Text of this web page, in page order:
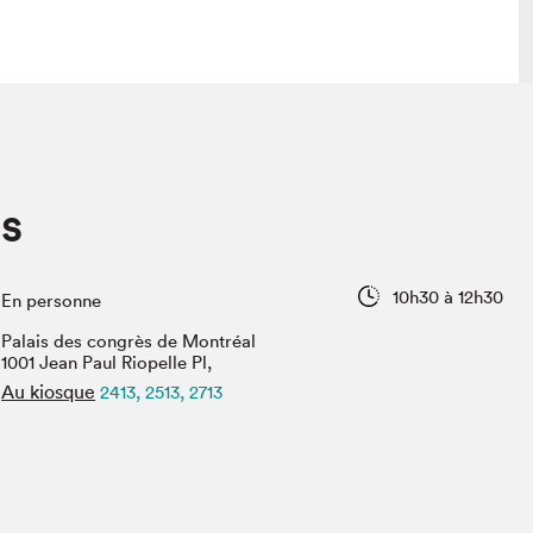
Vidéos et balados
En personne
10h30 à 12h30
Palais des congrès de Montréal
1001 Jean Paul Riopelle Pl,
Au kiosque 2413, 2513, 2713